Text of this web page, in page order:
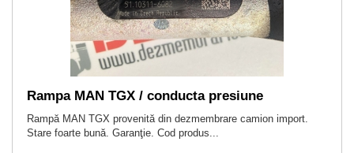
Rampa MAN TGX / conducta presiune
Rampă MAN TGX provenită din dezmembrare camion import.
Stare foarte bună. Garanţie. Cod produs...